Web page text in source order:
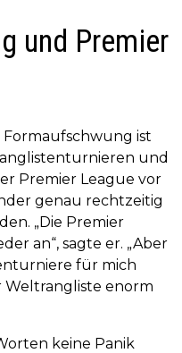
und Premier
Formaufschwung ist
und
Premier League vor
genau rechtzeitig
„Die Premier
an“, sagte er. „Aber
für mich
Weltrangliste enorm
keine Panik